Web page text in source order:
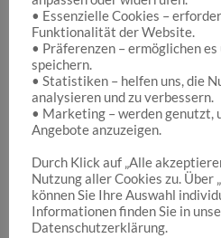
Hocuspocus – Ihr
Dinge des Lebens
Hocuspocus ist die richtige
wenn Du auf der Suche nach
Geschenken , tollen
ansprechenderDekoration
Hocuspocus wissen schöne
schätzen und legen daher
• Essenzielle Cookies –
Funktionalität der Website.
• Präferenzen – ermöglichen
speichern.
• Statistiken – helfen uns, die
analysieren und zu verbessern.
• Marketing – werden genutzt,
Angebote anzuzeigen.
Durch Klick auf „Alle
Nutzung aller Cookies zu. Über
können Sie Ihre Auswahl
Informationen finden Sie in
Datenschutzerklärung.